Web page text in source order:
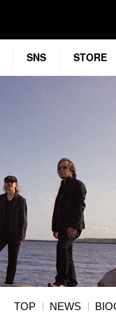
SNS STORE
TOP NEWS